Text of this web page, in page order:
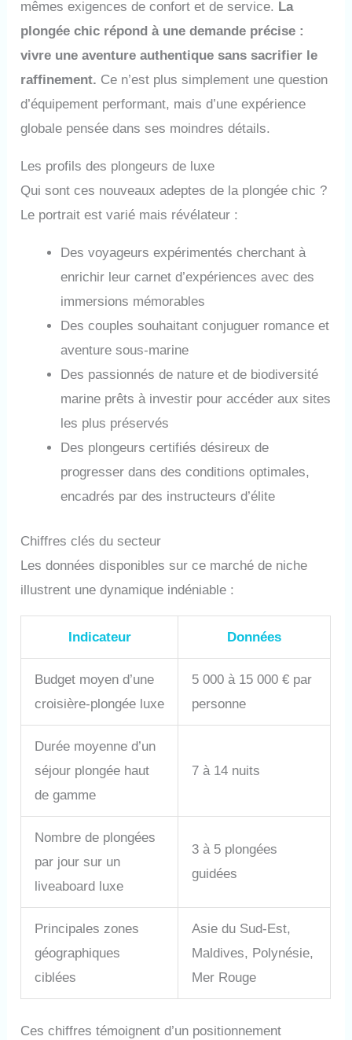
mêmes exigences de confort et de service. La
plongée chic répond à une demande précise :
vivre une aventure authentique sans sacrifier le
raffinement. Ce n’est plus simplement une question
d’équipement performant, mais d’une expérience
globale pensée dans ses moindres détails.
Les profils des plongeurs de luxe
Qui sont ces nouveaux adeptes de la plongée chic ?
Le portrait est varié mais révélateur :
Des voyageurs expérimentés cherchant à
enrichir leur carnet d’expériences avec des
immersions mémorables
Des couples souhaitant conjuguer romance et
aventure sous-marine
Des passionnés de nature et de biodiversité
marine prêts à investir pour accéder aux sites
les plus préservés
Des plongeurs certifiés désireux de
progresser dans des conditions optimales,
encadrés par des instructeurs d’élite
Chiffres clés du secteur
Les données disponibles sur ce marché de niche
illustrent une dynamique indéniable :
Indicateur Données
Budget moyen d’une
croisière-plongée luxe
5 000 à 15 000 € par
personne
Durée moyenne d’un
séjour plongée haut
de gamme
7 à 14 nuits
Nombre de plongées
par jour sur un
liveaboard luxe
3 à 5 plongées
guidées
Principales zones
géographiques
ciblées
Asie du Sud-Est,
Maldives, Polynésie,
Mer Rouge
Ces chiffres témoignent d’un positionnement